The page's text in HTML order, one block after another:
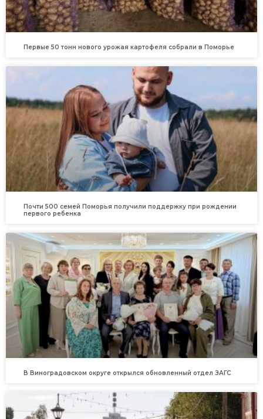
Первые 50 тонн нового урожая картофеля собрали в Поморье
Почти 500 семей Поморья получили поддержку при рождении
первого ребенка
В Виноградовском округе открылся обновленный отдел ЗАГС